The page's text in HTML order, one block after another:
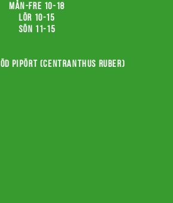
Mån-fre 10-18
Lör 10-15
Sön 11-15
pipört (Centranthus ruber)